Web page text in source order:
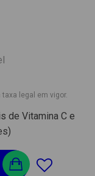
taxa legal em vigor.
de Vitamina C e